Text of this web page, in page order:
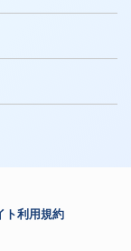
ト利用規約